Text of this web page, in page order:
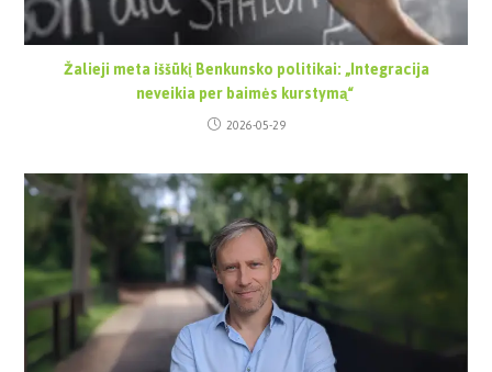
Žalieji meta iššūkį Benkunsko politikai: „Integracija
neveikia per baimės kurstymą“
2026-05-29